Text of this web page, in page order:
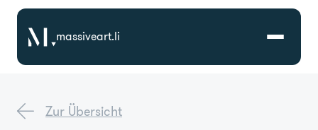
massiveart.li
Lösungen
Zur Übersicht